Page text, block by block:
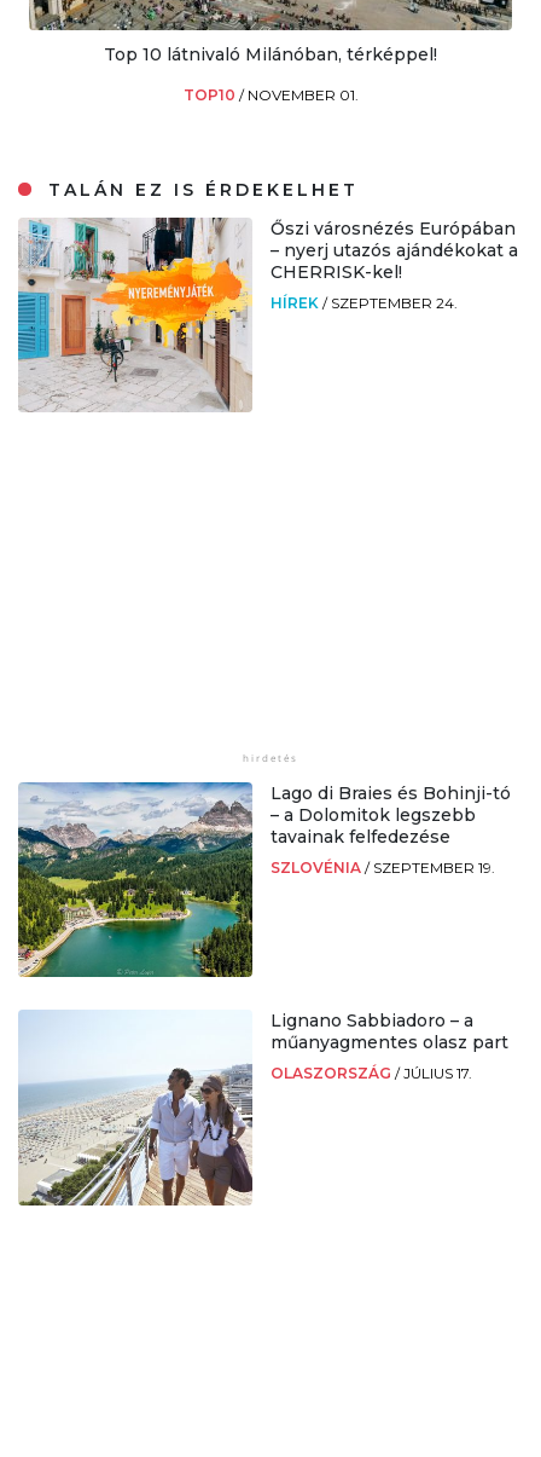
Top 10 látnivaló Milánóban, térképpel!
TOP10 / NOVEMBER 01.
TALÁN EZ IS ÉRDEKELHET
Őszi városnézés Európában
– nyerj utazós ajándékokat a
CHERRISK-kel!
HÍREK / SZEPTEMBER 24.
Lago di Braies és Bohinji-tó
– a Dolomitok legszebb
tavainak felfedezése
SZLOVÉNIA / SZEPTEMBER 19.
Lignano Sabbiadoro – a
műanyagmentes olasz part
OLASZORSZÁG /JÚLIUS 17.